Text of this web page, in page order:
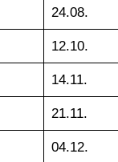
24.08.
12.10.
14.11.
21.11.
04.12.